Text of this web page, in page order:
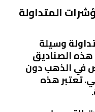
المتداولة
وسيلة
الصناديق
في الذهب دون
تعتبر هذه